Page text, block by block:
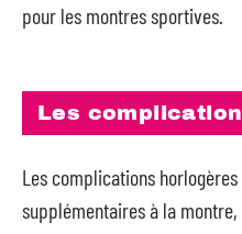
pour les montres sportives.
Les
Les complications
supplémentaires à la